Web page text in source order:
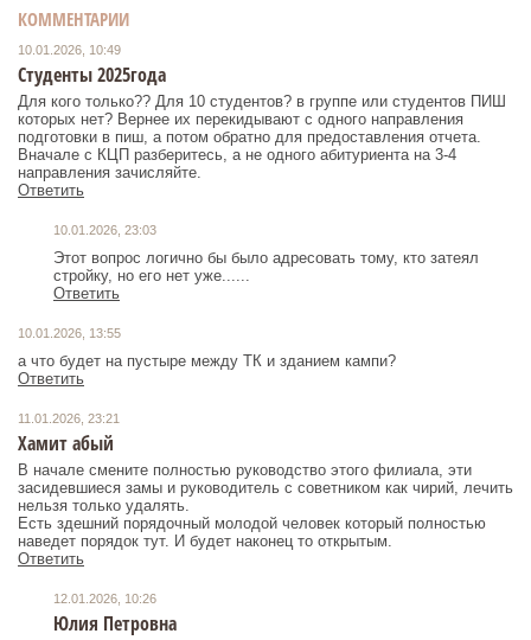
КОММЕНТАРИИ
10.01.2026, 10:49
Студенты 2025года
Для кого только?? Для 10 студентов? в группе или студентов ПИШ
которых нет? Вернее их перекидывают с одного направления
подготовки в пиш, а потом обратно для предоставления отчета.
Вначале с КЦП разберитесь, а не одного абитуриента на 3-4
направления зачисляйте.
Ответить
10.01.2026, 23:03
Этот вопрос логично бы было адресовать тому, кто затеял
стройку, но его нет уже......
Ответить
10.01.2026, 13:55
а что будет на пустыре между ТК и зданием кампи?
Ответить
11.01.2026, 23:21
Хамит абый
В начале смените полностью руководство этого филиала, эти
засидевшиеся замы и руководитель с советником как чирий, лечить
нельзя только удалять.
Есть здешний порядочный молодой человек который полностью
наведет порядок тут. И будет наконец то открытым.
Ответить
12.01.2026, 10:26
Юлия Петровна